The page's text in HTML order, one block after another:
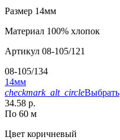
Размер 14мм
Материал 100% хлопок
Артикул 08-105/121
08-105/134
14мм
checkmark_alt_circleВыбрать
34.58 р.
По 60 м
Цвет коричневый